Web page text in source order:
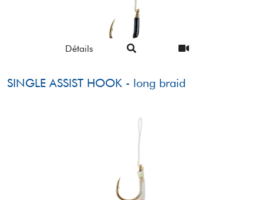
Détails
SINGLE ASSIST HOOK - long braid